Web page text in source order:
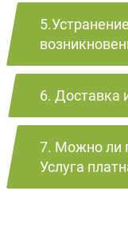
6. Доставка
7. Можно ли
Услуга